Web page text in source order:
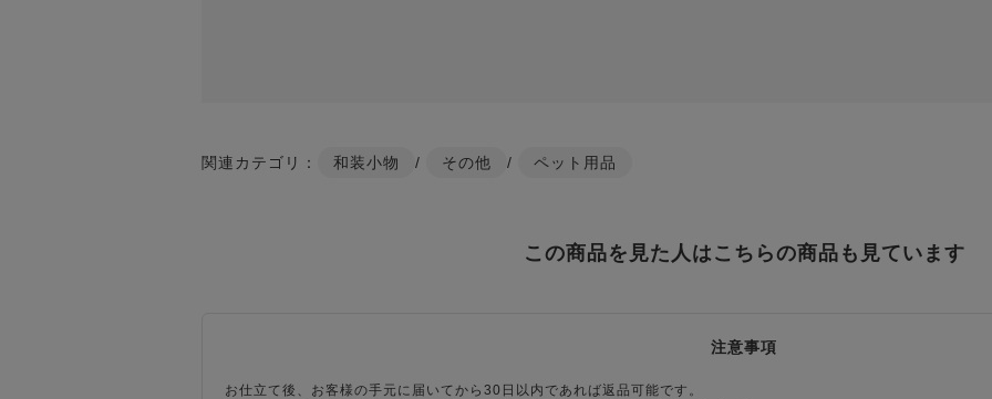
関連カテゴリ： 和装小物 / その他 / ペット用品
この商品を見た人はこちらの商品も見ています
注意事項
お仕立て後、お客様の手元に届いてから30日以内であれば返品可能です。